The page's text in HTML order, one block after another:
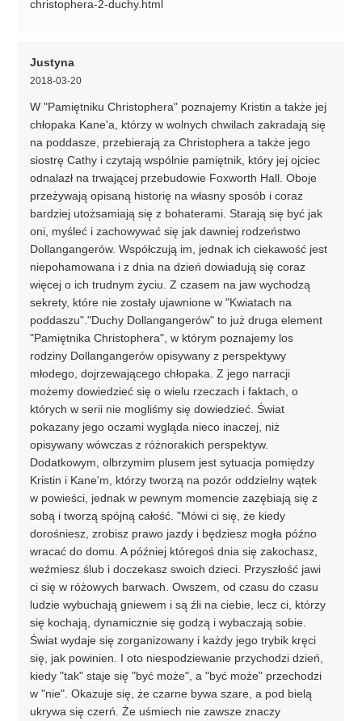
christophera-2-duchy.html
Justyna
2018-03-20
W "Pamiętniku Christophera" poznajemy Kristin a także jej
chłopaka Kane'a, którzy w wolnych chwilach zakradają się
na poddasze, przebierają za Christophera a także jego
siostrę Cathy i czytają wspólnie pamiętnik, który jej ojciec
odnalazł na trwającej przebudowie Foxworth Hall. Oboje
przeżywają opisaną historię na własny sposób i coraz
bardziej utożsamiają się z bohaterami. Starają się być jak
oni, myśleć i zachowywać się jak dawniej rodzeństwo
Dollangangerów. Współczują im, jednak ich ciekawość jest
niepohamowana i z dnia na dzień dowiadują się coraz
więcej o ich trudnym życiu. Z czasem na jaw wychodzą
sekrety, które nie zostały ujawnione w "Kwiatach na
poddaszu"."Duchy Dollangangerów" to już druga element
"Pamiętnika Christophera", w którym poznajemy los
rodziny Dollangangerów opisywany z perspektywy
młodego, dojrzewającego chłopaka. Z jego narracji
możemy dowiedzieć się o wielu rzeczach i faktach, o
których w serii nie mogliśmy się dowiedzieć. Świat
pokazany jego oczami wygląda nieco inaczej, niż
opisywany wówczas z różnorakich perspektyw.
Dodatkowym, olbrzymim plusem jest sytuacja pomiędzy
Kristin i Kane'm, którzy tworzą na pozór oddzielny wątek
w powieści, jednak w pewnym momencie zazębiają się z
sobą i tworzą spójną całość. "Mówi ci się, że kiedy
dorośniesz, zrobisz prawo jazdy i będziesz mogła późno
wracać do domu. A później któregoś dnia się zakochasz,
weźmiesz ślub i doczekasz swoich dzieci. Przyszłość jawi
ci się w różowych barwach. Owszem, od czasu do czasu
ludzie wybuchają gniewem i są źli na ciebie, lecz ci, którzy
się kochają, dynamicznie się godzą i wybaczają sobie.
Świat wydaje się zorganizowany i każdy jego trybik kręci
się, jak powinien. I oto niespodziewanie przychodzi dzień,
kiedy "tak" staje się "być może", a "być może" przechodzi
w "nie". Okazuje się, że czarne bywa szare, a pod bielą
ukrywa się czerń. Że uśmiech nie zawsze znaczy